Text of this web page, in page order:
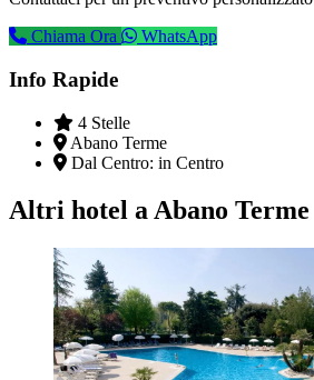
Chiama Ora
WhatsApp
Info Rapide
4 Stelle
Abano Terme
Dal Centro: in Centro
Altri hotel a Abano Terme